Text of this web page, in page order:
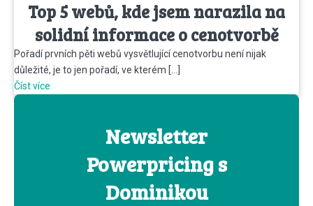
Top 5 webů, kde jsem narazila na
solidní informace o cenotvorbě
Pořadí prvních pěti webů vysvětlující cenotvorbu není nijak
důležité, je to jen pořadí, ve kterém […]
Číst více
Newsletter
Powerpricing s
Dominikou